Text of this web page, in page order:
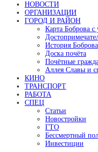
НОВОСТИ
ОРГАНИЗАЦИИ
ГОРОД И РАЙОН
Карта Боброва
История Боброва
Доска почёта
Почётные
Аллея Славы и
КИНО
ТРАНСПОРТ
РАБОТА
СПЕЦ
Статьи
Новостройки
ГТО
Бессмертный
Инвестиции